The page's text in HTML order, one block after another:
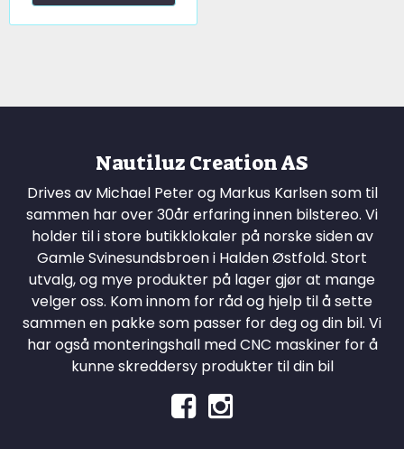
Nautiluz Creation AS
Drives av Michael Peter og Markus Karlsen som til
sammen har over 30år erfaring innen bilstereo. Vi
holder til i store butikklokaler på norske siden av
Gamle Svinesundsbroen i Halden Østfold. Stort
utvalg, og mye produkter på lager gjør at mange
velger oss. Kom innom for råd og hjelp til å sette
sammen en pakke som passer for deg og din bil. Vi
har også monteringshall med CNC maskiner for å
kunne skreddersy produkter til din bil